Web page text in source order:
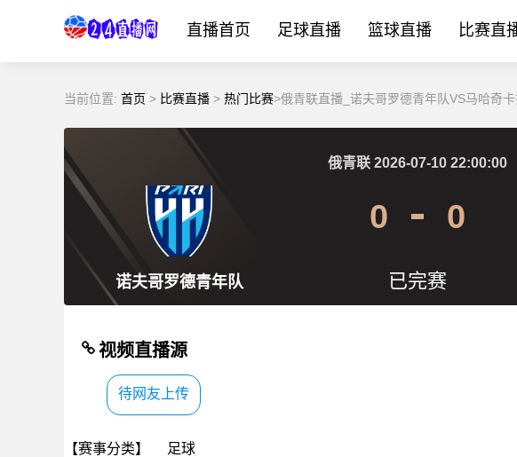
直播首页 足球直播 篮球直播 比赛直
当前位置: 首页 > 比赛直播 > 热门比赛>俄青联直播_诺夫哥罗德青年队VS马哈奇
诺夫哥罗德青年队
俄青联 2026-07-10 22:00:00
0 0
已完赛
视频直播源
待网友上传
【赛事分类】
足球